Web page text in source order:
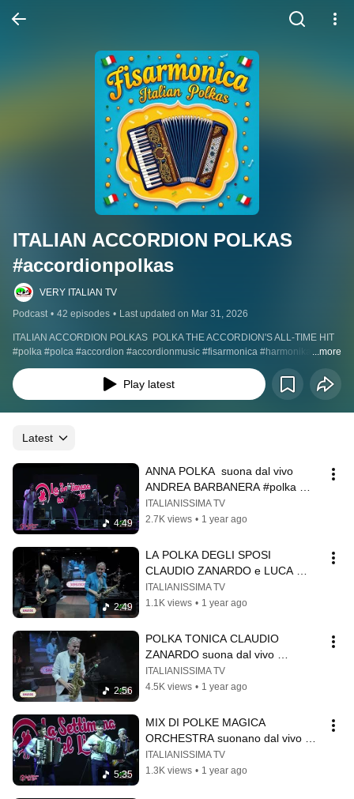
ITALIAN ACCORDION POLKAS
#accordionpolkas
VERY ITALIAN TV
Podcast • 42 episodes • Last updated on Mar 31, 2026
ITALIAN ACCORDION POLKAS  POLKA THE ACCORDION'S ALL-TIME HIT
#polka #polca #accordion #accordionmusic #fisarmonica #harmonika
#harmonikapodcast #accordeon #fisarmonicistiditalia #italianissimatv
#veryitaliantv #italianissima #accordion #akordeon #akkordeon #accordeon
#harmonika #italianaccordion #italianakordeon #italianharmonika
#accordionmusic #accordion #podcastitalianissima #podcastitalianissimatv
...more
Play latest
Latest
4:49
ANNA POLKA  suona dal vivo
ANDREA BARBANERA #polka
#italianfolk
ITALIANISSIMA TV
2.7K views • 1 year ago
2:49
LA POLKA DEGLI SPOSI
CLAUDIO ZANARDO e LUCA
CALBUCCI suonano dal vivo
#liscioromagnolo
ITALIANISSIMA TV
1.1K views • 1 year ago
2:56
POLKA TONICA CLAUDIO
ZANARDO suona dal vivo
#italianpolka
ITALIANISSIMA TV
4.5K views • 1 year ago
5:35
MIX DI POLKE MAGICA
ORCHESTRA suonano dal vivo
#polkamusic #folkloreitaliano
ITALIANISSIMA TV
1.3K views • 1 year ago